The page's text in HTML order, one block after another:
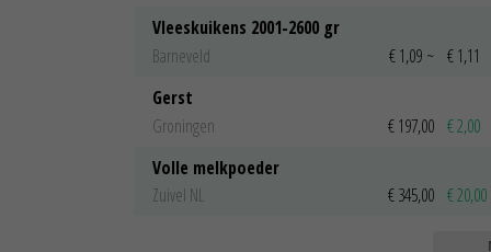
Vleeskuikens 2001-2600 gr
Barneveld
€ 1,09 ~ € 1,11
Gerst
Groningen
€ 197,00 € 2,00
Volle melkpoeder
Zuivel NL
€ 345,00 € 20,00